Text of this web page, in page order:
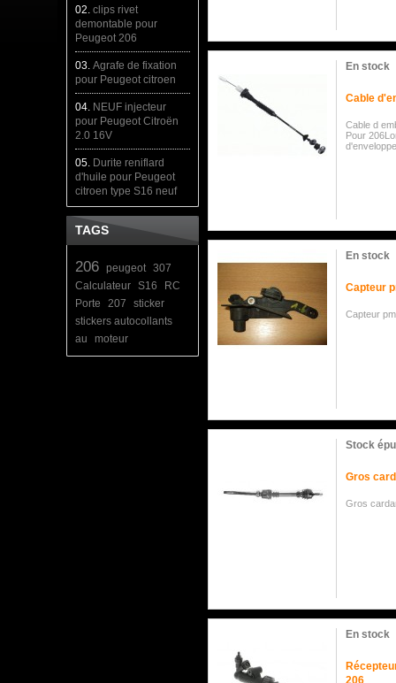
02. clips rivet
demontable pour
Peugeot 206
03. Agrafe de fixation
pour Peugeot citroen
04. NEUF injecteur
pour Peugeot Citroën
2.0 16V
05. Durite reniflard
d'huile pour Peugeot
citroen type S16 neuf
TAGS
206 peugeot 307
Calculateur S16
RC
Porte
207
sticker
stickers autocollants
au
moteur
En stock
Cable
Cable d
Pour
En stock
Capteur
Capteur
Stock
Gros
Gros
En stock
206